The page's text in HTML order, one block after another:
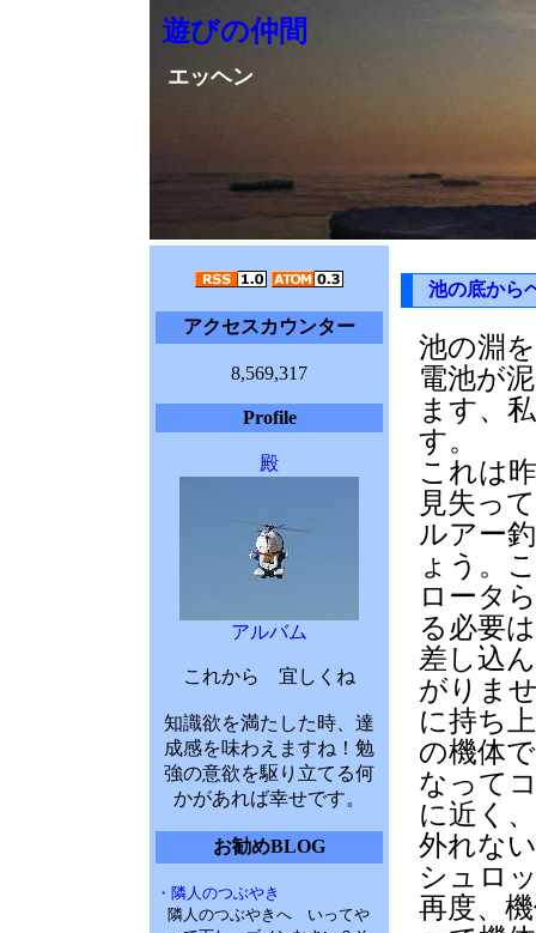
遊びの仲間
エッヘン
アクセスカウンター
8,569,317
Profile
殿
アルバム
これから 宜しくね
知識欲を満たした時、達
成感を味わえますね！勉
強の意欲を駆り立てる何
かがあれば幸せです。
お勧めBLOG
・隣人のつぶやき
隣人のつぶやきへ いってや
池の底から
池の淵
電池が
ます、
す。
これは
見失っ
ルアー
ょう。
ロータ
る必要
差し込
がりま
に持ち
の機体
なって
に近く
外れな
シュロ
再度、